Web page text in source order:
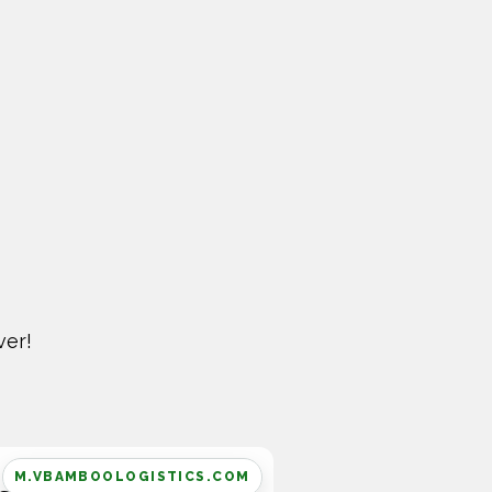
M.VBAMBOOLOGISTICS.COM